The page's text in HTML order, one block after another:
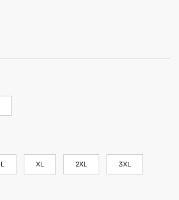
L XL 2XL 3XL